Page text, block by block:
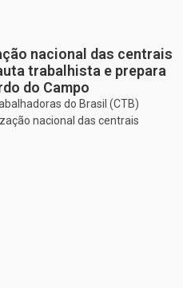
nacional das centrais
trabalhista e prepara
do Campo
do Brasil (CTB)
nacional das centrais